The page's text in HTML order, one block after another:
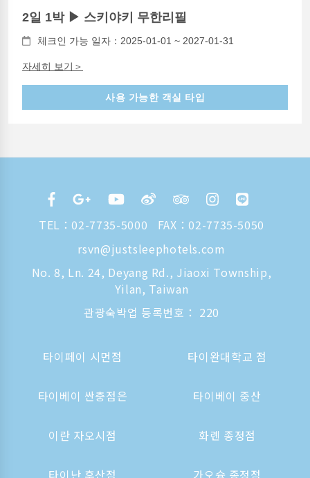
2일 1박 ▶ 스키야키 무한리필
체크인 가능 일자：2025-01-01 ~ 2027-01-31
자세히 보기＞
사용 가능한 객실 타입
TEL： 02-7735-5000
FAX：02-7735-5050
rsvn@justsleephotels.com
No. 8, Ln. 24, Deyang Rd., Jiaoxi Township,
Yilan, Taiwan
관광숙박업 등록번호： 220
타이페이 시먼점 타이완대학교 점
타이베이 싼충점은 타이베이 중산
이란 자오시점 화롄 종정점
타이난 후산점 가오슝 종정점